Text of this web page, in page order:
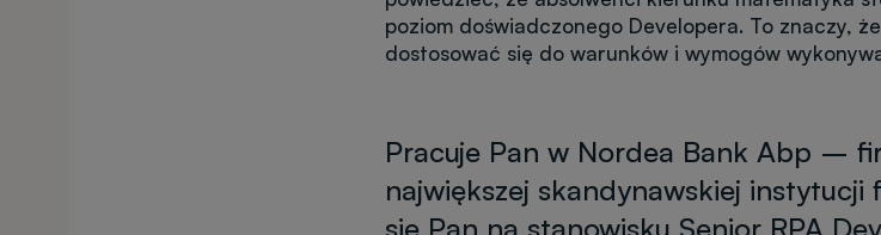
poziom doświadczonego Developera. To znaczy,
dostosować się do warunków i wymogów
Pracuje Pan w Nordea Bank Abp –
największej skandynawskiej instytucji